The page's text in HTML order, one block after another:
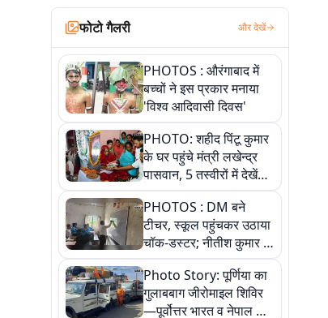
फोटो गैलरी और देखें
PHOTOS : औरंगाबाद में
बच्चों ने इस प्रकार मनाया
'विश्व आदिवासी दिवस'
PHOTO: शहीद पिंटू कुमार
के घर पहुंचे मंत्री लखेन्द्र
पासवान, 5 तस्वीरों में देखें
उस भावुक पल की पूरी
कहानी
PHOTOS : DM बने
टीचर, स्कूल पहुंचकर उठाया
चॉक-डस्टर; नीतीश कुमार के
इस चहेते अधिकारी को
जानिए
Photo Story: पूर्णिया का
गुलाबबाग जीरोमाइल शिविर
—पूर्वोत्तर भारत व नेपाल के